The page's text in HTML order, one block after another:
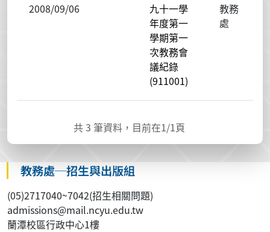
2008/09/06
九十一學
年度第一
學期第一
次教務會
議紀錄
(911001)
教務
處
共3 筆資料，目前在1/1頁
教務處─招生與出版組
(05)2717040~7042(招生相關問題)
admissions@mail.ncyu.edu.tw
蘭潭校區行政中心1樓